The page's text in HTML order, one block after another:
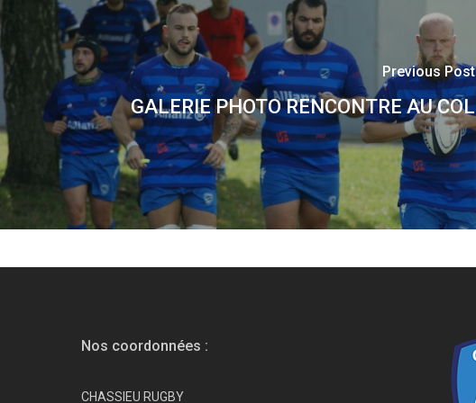
Previous Post
GALERIE PHOTO RENCONTRE AU COL
Nos coordonnées :
CHASSIEU RUGBY